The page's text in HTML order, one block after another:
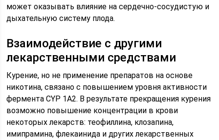
может оказывать влияние на сердечно-сосудистую и
дыхательную систему плода.
Взаимодействие с другими
лекарственными средствами
Курение, но не применение препаратов на основе
никотина, связано с повышением уровня активности
фермента CYP 1A2. В результате прекращения курения
возможно повышение концентрации в крови
некоторых лекарств: теофиллина, клозапина,
имипрамина, флекаинида и других лекарственных